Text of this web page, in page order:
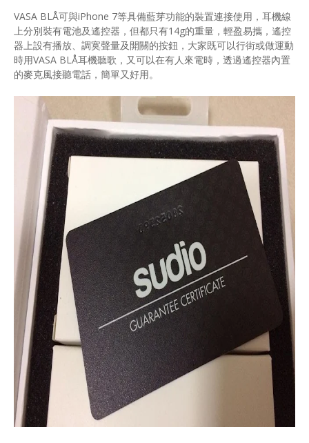
VASA BLÅ可與iPhone 7等具備藍芽功能的裝置連接使用，耳機線
上分別裝有電池及遙控器，但都只有14g的重量，輕盈易攜，遙控
器上設有播放、調寞聲量及開關的按鈕，大家既可以行街或做運動
時用VASA BLÅ耳機聽歌，又可以在有人來電時，透過遙控器內置
的麥克風接聽電話，簡單又好用。